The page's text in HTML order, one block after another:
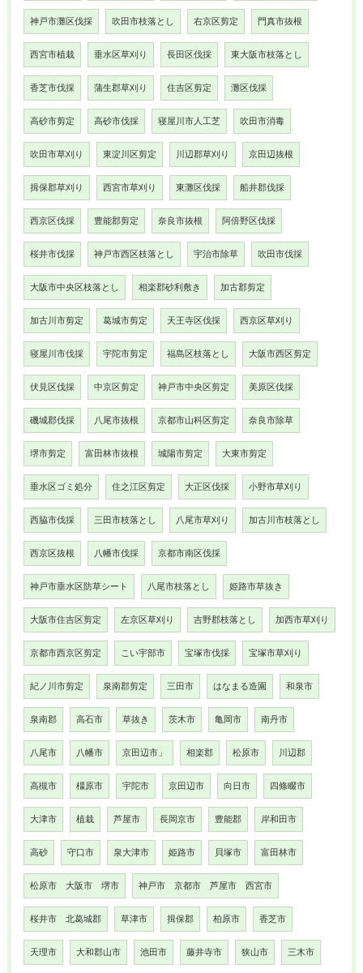
神戸市灘区伐採 吹田市枝落とし 右京区剪定 門真市抜根
西宮市植栽 垂水区草刈り 長田区伐採 東大阪市枝落とし
香芝市伐採 蒲生郡草刈り 住吉区剪定 灘区伐採
高砂市剪定 高砂市伐採 寝屋川市人工芝 吹田市消毒
吹田市草刈り 東淀川区剪定 川辺郡草刈り 京田辺抜根
揖保郡草刈り 西宮市草刈り 東灘区伐採 船井郡伐採
西京区伐採 豊能郡剪定 奈良市抜根 阿倍野区伐採
桜井市伐採 神戸市西区枝落とし 宇治市除草 吹田市伐採
大阪市中央区枝落とし 相楽郡砂利敷き 加古郡剪定
加古川市剪定 葛城市剪定 天王寺区伐採 西京区草刈り
寝屋川市伐採 宇陀市剪定 福島区枝落とし 大阪市西区剪定
伏見区伐採 中京区剪定 神戸市中央区剪定 美原区伐採
磯城郡伐採 八尾市抜根 京都市山科区剪定 奈良市除草
堺市剪定 富田林市抜根 城陽市剪定 大東市剪定
垂水区ゴミ処分 住之江区剪定 大正区伐採 小野市草刈り
西脇市伐採 三田市枝落とし 八尾市草刈り 加古川市枝落とし
西京区抜根 八幡市伐採 京都市南区伐採
神戸市垂水区防草シート 八尾市枝落とし 姫路市草抜き
大阪市住吉区剪定 左京区草刈り 吉野郡枝落とし 加西市草刈り
京都市西京区剪定 こい宇部市 宝塚市伐採 宝塚市草刈り
紀ノ川市剪定 泉南郡剪定 三田市 はなまる造園 和泉市
泉南郡 高石市 草抜き 茨木市 亀岡市 南丹市
八尾市 八幡市 京田辺市」 相楽郡 松原市 川辺郡
高槻市 橿原市 宇陀市 京田辺市 向日市 四條畷市
大津市 植栽 芦屋市 長岡京市 豊能郡 岸和田市
高砂 守口市 泉大津市 姫路市 貝塚市 富田林市
松原市 大阪市 堺市 神戸市 京都市 芦屋市 西宮市
桜井市 北葛城郡 草津市 揖保郡 柏原市 香芝市
天理市 大和郡山市 池田市 藤井寺市 狭山市 三木市